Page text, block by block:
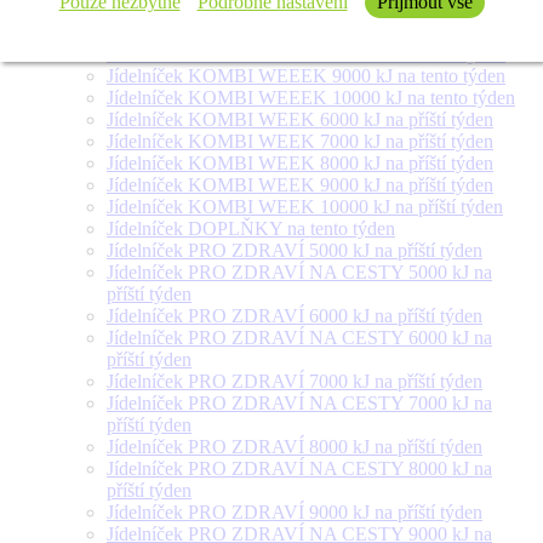
Jídelníček KOMBI WEEEK 6000 kJ na tento týden
Jídelníček KOMBI WEEEK 9000 kJ na tento týden
Jídelníček KOMBI WEEEK 10000 kJ na tento týden
Jídelníček KOMBI WEEK 6000 kJ na příští týden
Jídelníček KOMBI WEEK 7000 kJ na příští týden
Jídelníček KOMBI WEEK 8000 kJ na příští týden
Jídelníček KOMBI WEEK 9000 kJ na příští týden
Jídelníček KOMBI WEEK 10000 kJ na příští týden
Jídelníček DOPLŇKY na tento týden
Jídelníček PRO ZDRAVÍ 5000 kJ na příští týden
Jídelníček PRO ZDRAVÍ NA CESTY 5000 kJ na
příští týden
Jídelníček PRO ZDRAVÍ 6000 kJ na příští týden
Jídelníček PRO ZDRAVÍ NA CESTY 6000 kJ na
příští týden
Jídelníček PRO ZDRAVÍ 7000 kJ na příští týden
Jídelníček PRO ZDRAVÍ NA CESTY 7000 kJ na
příští týden
Jídelníček PRO ZDRAVÍ 8000 kJ na příští týden
Jídelníček PRO ZDRAVÍ NA CESTY 8000 kJ na
příští týden
Jídelníček PRO ZDRAVÍ 9000 kJ na příští týden
Jídelníček PRO ZDRAVÍ NA CESTY 9000 kJ na